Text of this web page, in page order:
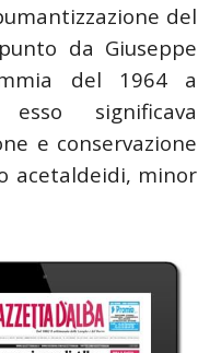
del
da Giuseppe
del 1964 a
significava
e conservazione
acetaldeidi, minor